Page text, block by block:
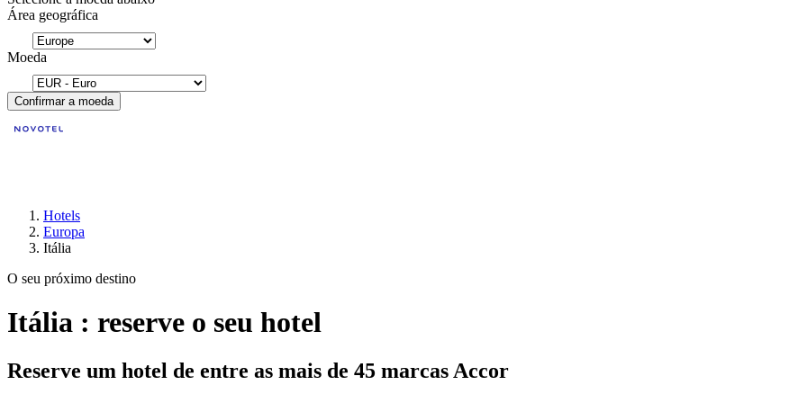
Área geográfica
Moeda
Confirmar a moeda
Hotels
Europa
Itália
O seu próximo destino
Itália : reserve o seu hotel
Reserve um hotel de entre as mais de 45 marcas Accor